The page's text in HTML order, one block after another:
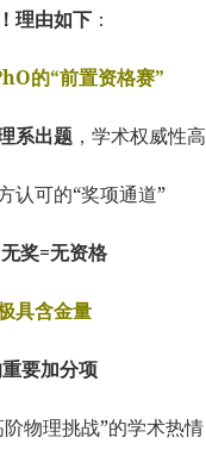
理由如下 ：
的“前置资格赛”
系出题 ，学术权威性高
认可的“奖项通道”
奖=无资格
具含金量
要加分项
物理挑战”的学术热情